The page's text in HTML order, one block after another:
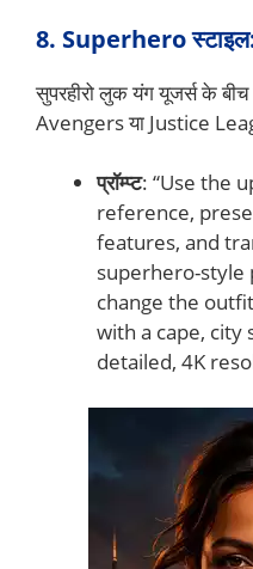
8. Superhero स्टाइल:
सुपरहीरो लुक यंग यूजर्स के
Avengers या Justice
प्रॉम्प्ट: “Use the
reference,
features, and
superhero-style
change the
with a cape, city
detailed, 4K